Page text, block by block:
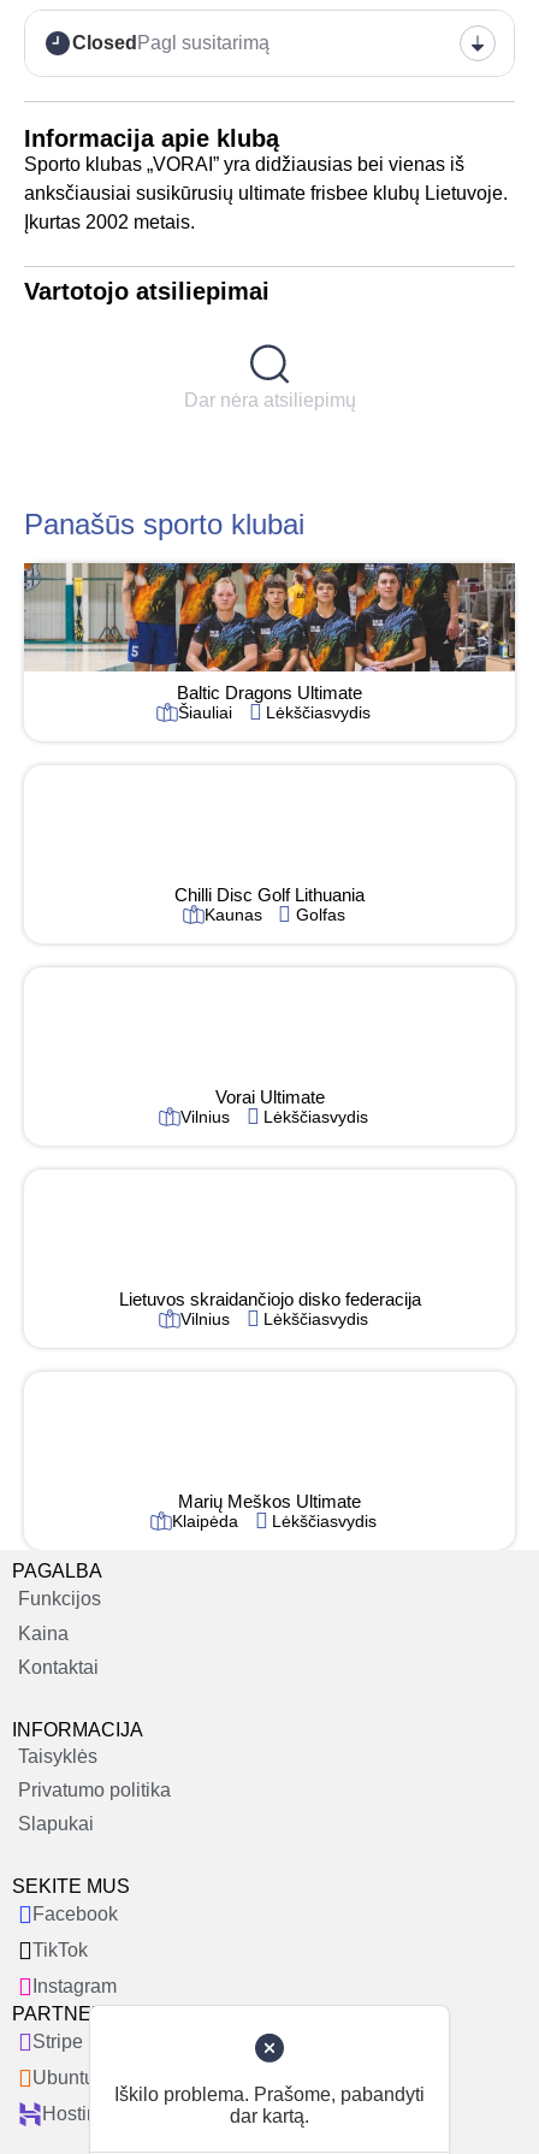
Informacija apie klubą
Sporto klubas „VORAI” yra didžiausias bei vienas iš
anksčiausiai susikūrusių ultimate frisbee klubų Lietuvoje.
Įkurtas 2002 metais.
Vartotojo atsiliepimai
Dar nėra atsiliepimų
Closed Pagl susitarimą
Panašūs sporto klubai
Baltic Dragons Ultimate
Šiauliai Lėkščiasvydis
Chilli Disc Golf Lithuania
Kaunas Golfas
Vorai Ultimate
Vilnius Lėkščiasvydis
Lietuvos skraidančiojo disko federacija
Vilnius Lėkščiasvydis
Marių Meškos Ultimate
Klaipėda Lėkščiasvydis
PAGALBA
Funkcijos
Kaina
Kontaktai
INFORMACIJA
Taisyklės
Privatumo politika
Slapukai
SEKITE MUS
Facebook
TikTok
Instagram
PARTNERIAI
Stripe
Ubuntu
Hostinger
Iškilo problema. Prašome, pabandyti
dar kartą.